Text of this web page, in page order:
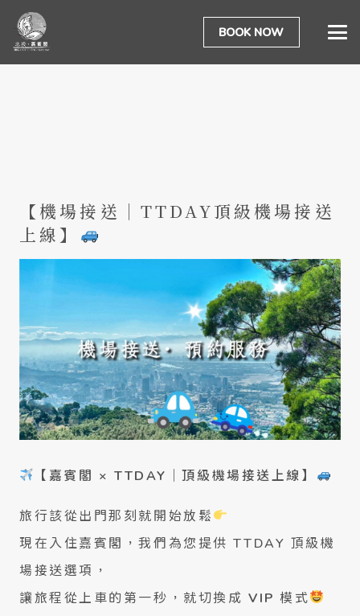
BOOK NOW
【機場接送｜TTDAY頂級機場接送
上線】
【嘉賓閣 × TTDAY｜頂級機場接送上線】
旅行該從出門那刻就開始放鬆
現在入住嘉賓閣，我們為您提供 TTDAY 頂級機
場接送選項，
讓旅程從上車的第一秒，就切換成 VIP 模式